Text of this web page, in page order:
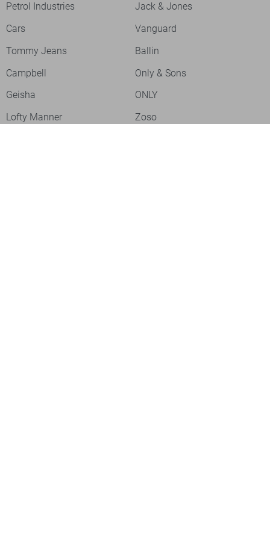
Petrol Industries
Jack & Jones
Cars
Vanguard
Tommy Jeans
Ballin
Campbell
Only & Sons
Geisha
ONLY
Lofty Manner
Zoso